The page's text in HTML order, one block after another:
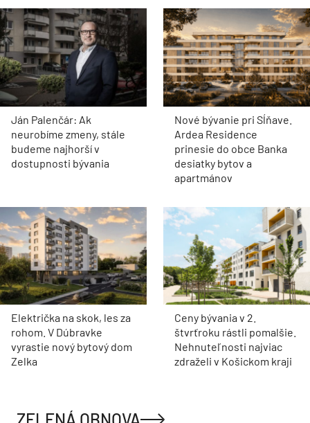
Ján Palenčár: Ak
neurobíme zmeny, stále
budeme najhorší v
dostupnosti bývania
Nové bývanie pri Sĺňave.
Ardea Residence
prinesie do obce Banka
desiatky bytov a
apartmánov
Električka na skok, les za
rohom. V Dúbravke
vyrastie nový bytový dom
Zelka
Ceny bývania v 2.
štvrťroku rástli pomalšie.
Nehnuteľnosti najviac
zdraželi v Košickom kraji